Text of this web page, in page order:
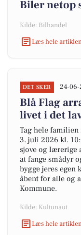
Biler netop
Kilde: Bilhandel
Læs hele
DET SKER 24-06-
Blå Flag
livet i det
Tag hele familien
3. juli 2026 kl.
sjove og lærerige
at fange smådyr
bygge jeres egen
åbent for alle og
Kommune.
Kilde: Kultunaut
Læs hele